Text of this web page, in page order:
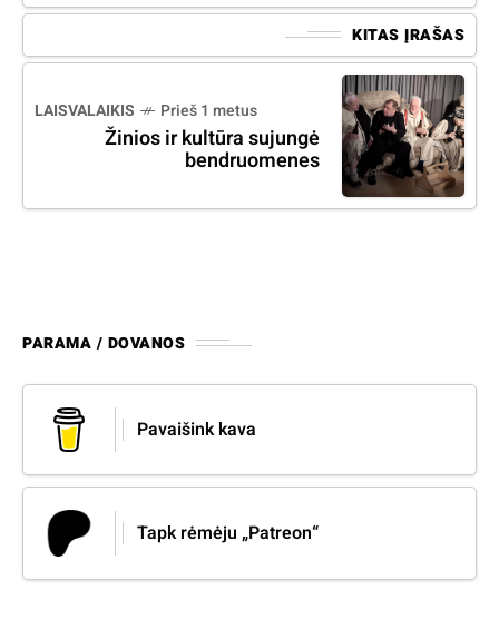
KITAS ĮRAŠAS
LAISVALAIKIS Prieš 1 metus
Žinios ir kultūra sujungė
bendruomenes
PARAMA / DOVANOS
Pavaišink kava
Tapk rėmėju „Patreon“